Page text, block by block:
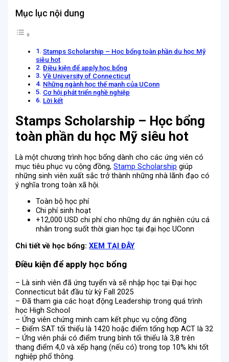
Mục lục nội dung
Stamps Scholarship – Học bổng toàn phần du học Mỹ
siêu hot
Điều kiện để apply học bổng
Về University of Connecticut
Những ngành học thế mạnh của UConn
Cơ hội phát triển nghề nghiệp
Lời kết
Stamps Scholarship – Học bổng
toàn phần du học Mỹ siêu hot
Là một chương trình học bổng dành cho các ứng viên có
mục tiêu phục vụ cộng đồng,Stamp Scholarship giúp
những sinh viên xuất sắc trở thành những nhà lãnh đạo có
ý nghĩa trong toàn xã hội.
Toàn bộ học phí
Chi phí sinh hoạt
+12,000 USD chi phí cho những dự án nghiên cứu cá
nhân trong suốt thời gian học tại đại học UConn
Chi tiết về học bổng: XEM TẠI ĐÂY
Điều kiện để apply học bổng
– Là sinh viên đã ứng tuyển và sẽ nhập học tại Đại học
Connecticut bắt đầu từ kỳ Fall 2025
– Đã tham gia các hoạt động Leadership trong quá trình
học High School
– Ứng viên chứng minh cam kết phục vụ cộng đồng
– Điểm SAT tối thiểu là 1420 hoặc điểm tổng hợp ACT là 32
– Ứng viên phải có điểm trung bình tối thiểu là 3,8 trên
thang điểm 4,0 và xếp hạng (nếu có) trong top 10% khi tốt
nghiệp phổ thông.